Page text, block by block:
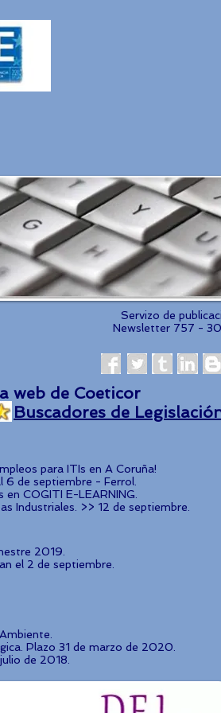
Servizo de
Newsletter 757 -
web de Coeticor
Buscadores de
para ITIs en A Coruña!
6 de septiembre - Ferrol.
COGITI E-LEARNING.
Industriales. >> 12 de septiembre.
2019.
el 2 de septiembre.
Plazo 31 de marzo de 2020.
de 2018.